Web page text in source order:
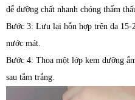
để dưỡng chất nhanh chóng thẩm
Bước 3: Lưu lại hỗn hợp trên da 15-
nước mát.
Bước 4: Thoa một lớp kem dưỡng
sau tắm trắng.